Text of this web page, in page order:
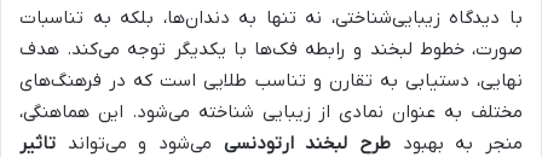
با دیدگاه زیبایی‌شناختی، نه تنها به دندان‌ها، بلکه به تناسبات
صورت، خطوط لبخند و رابطه فک‌ها با یکدیگر توجه می‌کند. هدف
نهایی، دستیابی به تقارن و تناسب طلایی است که در فرهنگ‌های
مختلف به عنوان نمادی از زیبایی شناخته می‌شود. این هماهنگی،
منجر به بهبود طرح لبخند ارتودنسی می‌شود و می‌تواند تاثیر